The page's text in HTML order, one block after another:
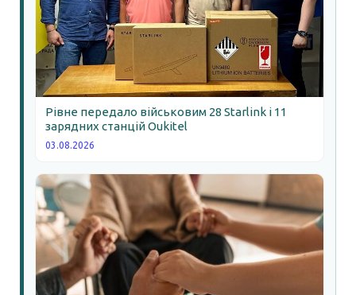
Рівне передало військовим 28 Starlink і 11
зарядних станцій Oukitel
03.08.2026